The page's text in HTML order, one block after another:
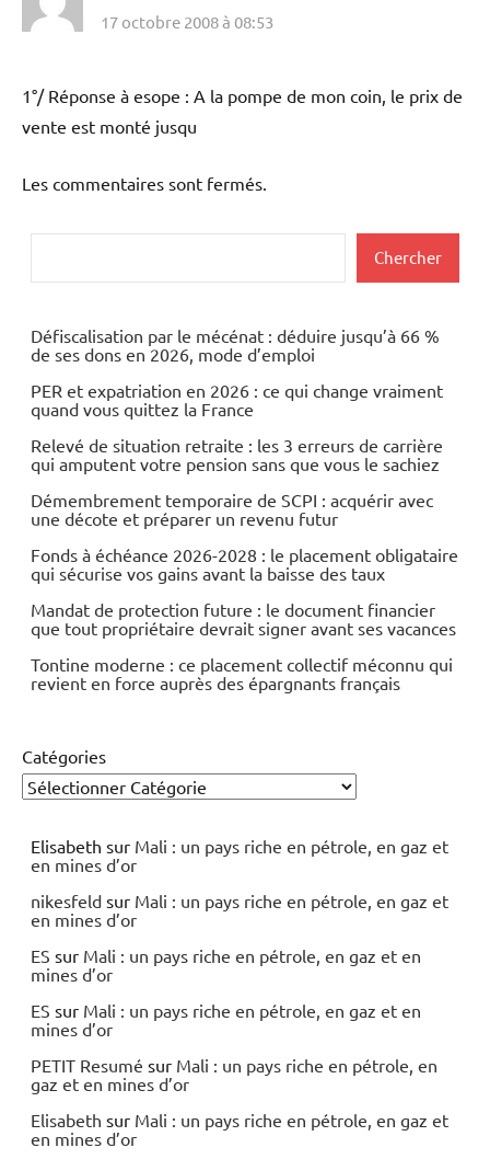
17 octobre 2008 à 08:53
1°/ Réponse à esope : A la pompe de mon coin, le prix de
vente est monté jusqu
Les commentaires sont fermés.
Chercher
Défiscalisation par le mécénat : déduire jusqu’à 66 %
de ses dons en 2026, mode d’emploi
PER et expatriation en 2026 : ce qui change vraiment
quand vous quittez la France
Relevé de situation retraite : les 3 erreurs de carrière
qui amputent votre pension sans que vous le sachiez
Démembrement temporaire de SCPI : acquérir avec
une décote et préparer un revenu futur
Fonds à échéance 2026-2028 : le placement obligataire
qui sécurise vos gains avant la baisse des taux
Mandat de protection future : le document financier
que tout propriétaire devrait signer avant ses vacances
Tontine moderne : ce placement collectif méconnu qui
revient en force auprès des épargnants français
Catégories
Elisabeth sur Mali : un pays riche en pétrole, en gaz et
en mines d’or
nikesfeld sur Mali : un pays riche en pétrole, en gaz et
en mines d’or
ES sur Mali : un pays riche en pétrole, en gaz et en
mines d’or
ES sur Mali : un pays riche en pétrole, en gaz et en
mines d’or
PETIT Resumé sur Mali : un pays riche en pétrole, en
gaz et en mines d’or
Elisabeth sur Mali : un pays riche en pétrole, en gaz et
en mines d’or